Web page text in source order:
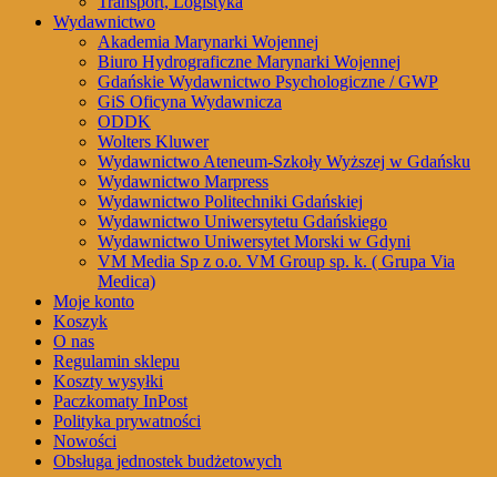
Wydawnictwo
Akademia Marynarki Wojennej
Biuro Hydrograficzne Marynarki Wojennej
Gdańskie Wydawnictwo Psychologiczne / GWP
GiS Oficyna Wydawnicza
ODDK
Wolters Kluwer
Wydawnictwo Ateneum-Szkoły Wyższej w Gdańsku
Wydawnictwo Marpress
Wydawnictwo Politechniki Gdańskiej
Wydawnictwo Uniwersytetu Gdańskiego
Wydawnictwo Uniwersytet Morski w Gdyni
VM Media Sp z o.o. VM Group sp. k. ( Grupa Via
Medica)
Moje konto
Koszyk
O nas
Regulamin sklepu
Koszty wysyłki
Paczkomaty InPost
Polityka prywatności
Nowości
Obsługa jednostek budżetowych